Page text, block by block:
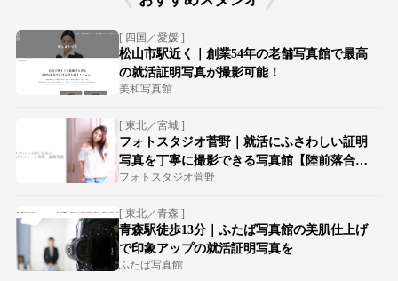
[ 四国／愛媛 ]
松山市駅近く｜創業54年の老舗写真館で最高
の就活証明写真が撮影可能！
美和写真館
[ 東北／宮城 ]
フォトスタジオ菅野｜就活にふさわしい証明
写真を丁寧に撮影できる写真館【陸前落合駅
徒歩15分】
フォトスタジオ菅野
[ 東北／青森 ]
青森駅徒歩13分｜ふたば写真館の美肌仕上げ
で印象アップの就活証明写真を
ふたば写真館